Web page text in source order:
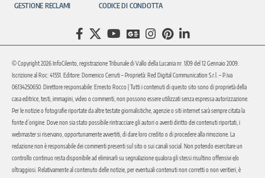
GESTIONE RECLAMI CODICE DI CONDOTTA
© Copyright 2026 InfoCilento, registrazione Tribunale di Vallo della Lucania nr. 1/09 del 12 Gennaio 2009.
Iscrizione al Roc: 41551. Editore: Domenico Cerruti – Proprietà: Red Digital Communication S.r.l. – P.iva
06134250650. Direttore responsabile: Ernesto Rocco | Tutti i contenuti di questo sito sono di proprietà della
casa editrice, testi, immagini, video o commenti, non possono essere utilizzati senza espressa autorizzazione.
Per le notizie o fotografie riportate da altre testate giornalistiche, agenzie o siti internet sarà sempre citata la
fonte d’origine. Dove non sia stato possibile rintracciare gli autori o aventi diritto dei contenuti riportati, i
webmaster si riservano, opportunamente avvertiti, di dare loro credito o di procedere alla rimozione. La
redazione non è responsabile dei commenti presenti sul sito o sui canali social. Non potendo esercitare un
controllo continuo resta disponibile ad eliminarli su segnalazione qualora gli stessi risultino offensivi e/o
oltraggiosi. Relativamente al contenuto delle notizie, per eventuali contenuti non corretti o non veritieri, è